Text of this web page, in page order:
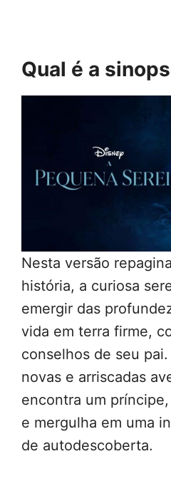
Qual é a
Nesta versão
história, a curiosa
emergir das
vida em terra firme,
conselhos de seu
novas e arriscadas
encontra um
e mergulha em uma
de autodescoberta.